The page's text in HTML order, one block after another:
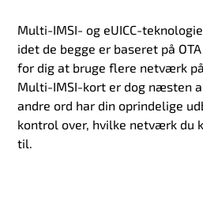
Multi-IMSI- og eUICC-
idet de begge er baseret på
for dig at bruge flere netværk
Multi-IMSI-kort er dog næsten
andre ord har din oprindelige
kontrol over, hvilke netværk du
til.